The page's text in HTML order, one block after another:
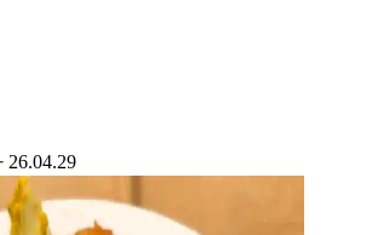
26.04.29